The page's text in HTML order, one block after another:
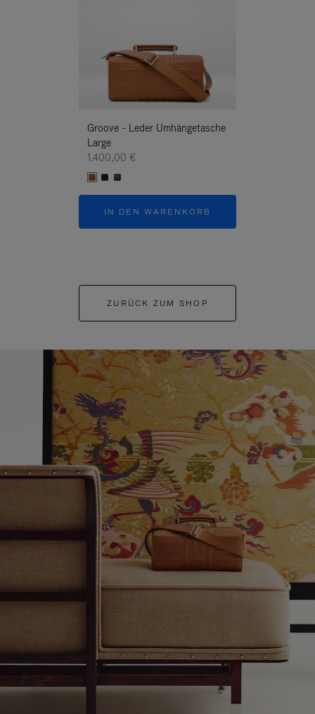
Groove - Leder Umhängetasche
Large
1.400,00 €
IN DEN WARENKORB
ZURÜCK ZUM SHOP